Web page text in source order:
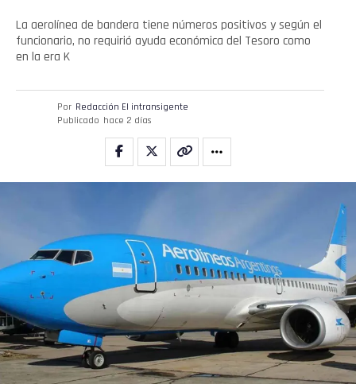
La aerolínea de bandera tiene números positivos y según el
funcionario, no requirió ayuda económica del Tesoro como
en la era K
Por Redacción El intransigente
Publicado hace 2 días